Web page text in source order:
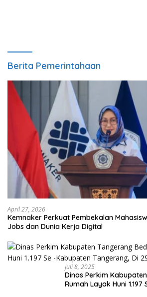
Berita Pemerintahaan
April 27, 2026
Kemnaker Perkuat Pembekalan
Jobs dan Dunia Kerja Digital
Juli 8, 2025
Dinas Perkim
Rumah Layak Huni